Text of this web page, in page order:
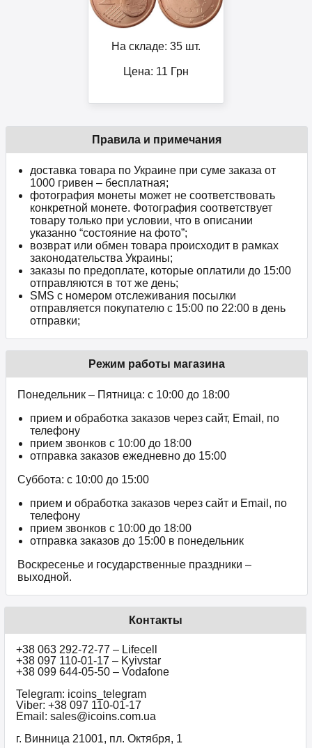
На складе: 35 шт.
Цена: 11 Грн
Правила и примечания
доставка товара по Украине при суме заказа от
1000 гривен – бесплатная;
фотография монеты может не соответствовать
конкретной монете. Фотография соответствует
товару только при условии, что в описании
указанно “состояние на фото”;
возврат или обмен товара происходит в рамках
законодательства Украины;
заказы по предоплате, которые оплатили до 15:00
отправляются в тот же день;
SMS с номером отслеживания посылки
отправляется покупателю с 15:00 по 22:00 в день
отправки;
Режим работы магазина
Понедельник – Пятница: с 10:00 до 18:00
прием и обработка заказов через сайт, Email, по
телефону
прием звонков c 10:00 до 18:00
отправка заказов ежедневно до 15:00
Суббота: с 10:00 до 15:00
прием и обработка заказов через сайт и Email, по
телефону
прием звонков c 10:00 до 18:00
отправка заказов до 15:00 в понедельник
Воскресенье и государственные праздники –
выходной.
Контакты
+38 063 292-72-77 – Lifecell
+38 097 110-01-17 – Kyivstar
+38 099 644-05-50 – Vodafone
Telegram: icoins_telegram
Viber: +38 097 110-01-17
Email: sales@icoins.com.ua
г. Винница 21001, пл. Октября, 1